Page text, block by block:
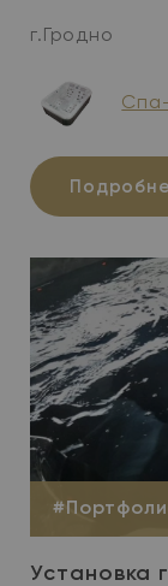
г.Гродно
Установка